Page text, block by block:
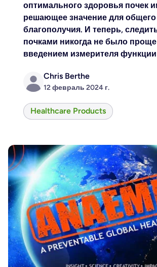
оптимального здоровья почек
решающее значение для общего
благополучия. И теперь,
почками никогда не было
введением измерителя функции
Chris Berthe
12 февраль 2024 г.
Healthcare Products